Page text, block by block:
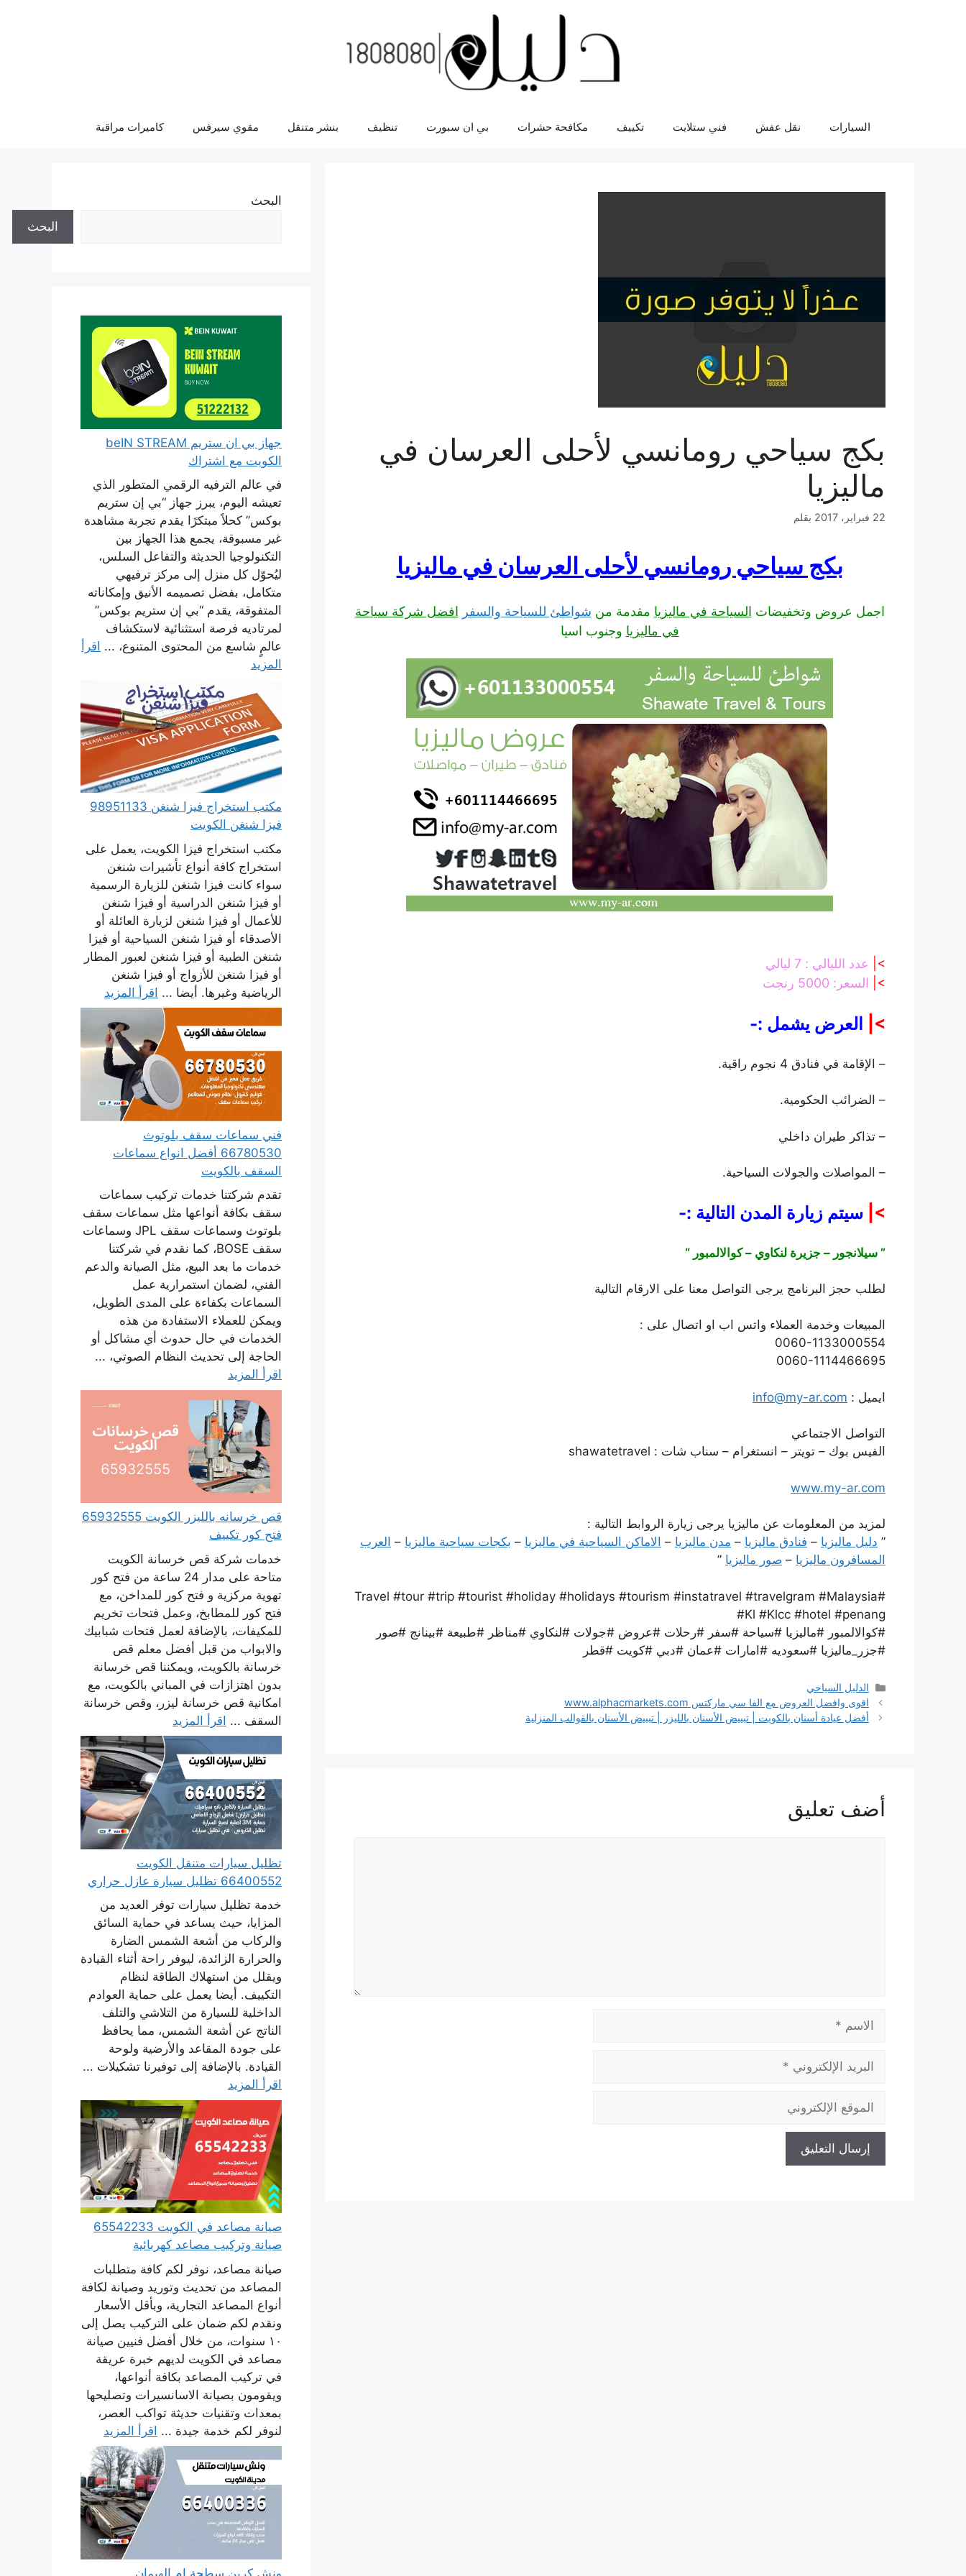
السيارات نقل عفش فني ستلايت تكييف مكافحة حشرات بي ان سبورت تنظيف بنشر متنقل مقوي سيرفس كاميرات مراقبة
بكج سياحي رومانسي لأحلى العرسان في
ماليزيا
22 فبراير، 2017 بقلم
بكج سياحي رومانسي لأحلى العرسان في ماليزيا
اجمل عروض وتخفيضات السياحة في ماليزيا مقدمة من شواطئ للسياحة والسفر افضل شركة سياحة
في ماليزيا وجنوب اسيا
>|
عدد الليالي : 7 ليالي
>|
السعر: 5000 رنجت
>| العرض يشمل :-
– الإقامة في فنادق 4 نجوم راقية.
– الضرائب الحكومية.
– تذاكر طيران داخلي
– المواصلات والجولات السياحية.
>| سيتم زيارة المدن التالية :-
” سيلانجور – جزيرة لنكاوي – كوالالمبور “
لطلب حجز البرنامج يرجى التواصل معنا على الارقام التالية
المبيعات وخدمة العملاء واتس اب او اتصال على :
0060-1133000554
0060-1114466695
ايميل : info@my-ar.com
التواصل الاجتماعي
الفيس بوك – تويتر – انستغرام – سناب شات : shawatetravel
www.my-ar.com
لمزيد من المعلومات عن ماليزيا يرجى زيارة الروابط التالية :
” دليل ماليزيا – فنادق ماليزيا – مدن ماليزيا – الاماكن السياحية في ماليزيا – بكجات سياحية ماليزيا – العرب
المسافرون ماليزيا – صور ماليزيا ”
#Travel #tour #trip #tourist #holiday #holidays #tourism #instatravel #travelgram #Malaysia
#Kl #Klcc #hotel #penang
#كوالالمبور #ماليزيا #سياحة #سفر #رحلات #عروض #جولات #لنكاوي #مناظر #طبيعة #بينانج #صور
#جزر_ماليزيا #سعوديه #امارات #عمان #دبي #كويت #قطر
التصنيفات
الدليل السياحي
اقوى وافضل العروض مع الفا سي ماركتس www.alphacmarkets.com
أفضل عيادة أسنان بالكويت | تبييض الأسنان بالليزر | تببيض الأسنان بالقوالب المنزلية
أضف تعليق
الاسم
البريد
الإلكتروني
الموقع
الإلكتروني
البحث
البحث
جهاز بي ان ستريم beIN STREAM
الكويت مع اشتراك
في عالم الترفيه الرقمي المتطور الذي
تعيشه اليوم، يبرز جهاز “بي إن ستريم
بوكس” كحلاً مبتكرًا يقدم تجربة مشاهدة
غير مسبوقة، يجمع هذا الجهاز بين
التكنولوجيا الحديثة والتفاعل السلس،
ليُحوّل كل منزل إلى مركز ترفيهي
متكامل، بفضل تصميمه الأنيق وإمكاناته
المتفوقة، يقدم “بي إن ستريم بوكس”
لمرتاديه فرصة استثنائية لاستكشاف
عالمٍ شاسع من المحتوى المتنوع، ... اقرأ
المزيد
مكتب استخراج فيزا شنغن 98951133
فيزا شنغن الكويت
مكتب استخراج فيزا الكويت، يعمل على
استخراج كافة أنواع تأشيرات شنغن
سواء كانت فيزا شنغن للزيارة الرسمية
أو فيزا شنغن الدراسية أو فيزا شنغن
للأعمال أو فيزا شنغن لزيارة العائلة أو
الأصدقاء أو فيزا شنغن السياحية أو فيزا
شنغن الطبية أو فيزا شنغن لعبور المطار
أو فيزا شنغن للأزواج أو فيزا شنغن
الرياضية وغيرها. أيضا ... اقرأ المزيد
فني سماعات سقف بلوتوث
66780530 أفضل انواع سماعات
السقف بالكويت
تقدم شركتنا خدمات تركيب سماعات
سقف بكافة أنواعها مثل سماعات سقف
بلوتوث وسماعات سقف JPL وسماعات
سقف BOSE، كما نقدم في شركتنا
خدمات ما بعد البيع، مثل الصيانة والدعم
الفني، لضمان استمرارية عمل
السماعات بكفاءة على المدى الطويل،
ويمكن للعملاء الاستفادة من هذه
الخدمات في حال حدوث أي مشاكل أو
الحاجة إلى تحديث النظام الصوتي، ...
اقرأ المزيد
قص خرسانه بالليزر الكويت 65932555
فتح كور تكييف
خدمات شركة قص خرسانة الكويت
متاحة على مدار 24 ساعة من فتح كور
تهوية مركزية و فتح كور للمداخن، مع
فتح كور للمطابخ، وعمل فتحات تخريم
للمكيفات، بالإضافة لعمل فتحات شبابيك
والابواب من قبل أفضل معلم قص
خرسانة بالكويت، ويمكننا قص خرسانة
بدون اهتزازات في المباني بالكويت، مع
امكانية قص خرسانة ليزر، وقص خرسانة
السقف ... اقرأ المزيد
تظليل سيارات متنقل الكويت
66400552 تظليل سيارة عازل حراري
خدمة تظليل سيارات توفر العديد من
المزايا، حيث يساعد في حماية السائق
والركاب من أشعة الشمس الضارة
والحرارة الزائدة، ليوفر راحة أثناء القيادة
ويقلل من استهلاك الطاقة لنظام
التكييف. أيضا يعمل على حماية العوادم
الداخلية للسيارة من التلاشي والتلف
الناتج عن أشعة الشمس، مما يحافظ
على جودة المقاعد والأرضية ولوحة
القيادة. بالإضافة إلى توفيرنا تشكيلات ...
اقرأ المزيد
صيانة مصاعد في الكويت 65542233
صيانة وتركيب مصاعد كهربائية
صيانة مصاعد، نوفر لكم كافة متطلبات
المصاعد من تحديث وتوريد وصيانة لكافة
أنواع المصاعد التجارية، وبأقل الأسعار
ونقدم لكم ضمان على التركيب يصل إلى
١٠ سنوات، من خلال أفضل فنيين صيانة
مصاعد في الكويت لديهم خبرة عريقة
في تركيب المصاعد بكافة أنواعها،
ويقومون بصيانة الاسانسيرات وتصليحها
بمعدات وتقنيات حديثة تواكب العصر،
لنوفر لكم خدمة جيدة ... اقرأ المزيد
ونش كرين سطحة ام الهيمان